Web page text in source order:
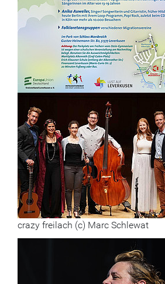
crazy freilach (c) Marc Schlewat